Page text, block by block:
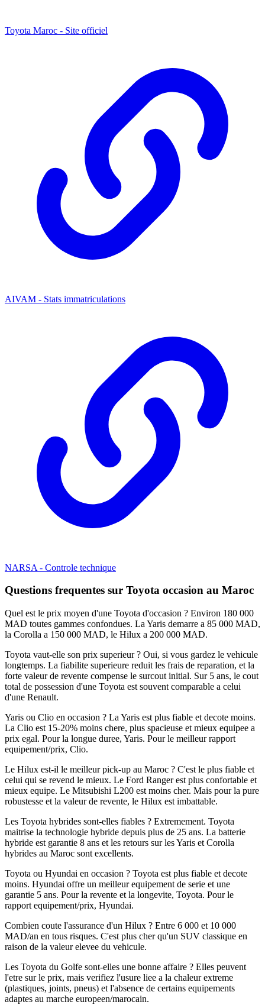
Toyota Maroc - Site officiel
AIVAM - Stats immatriculations
NARSA - Controle technique
Questions frequentes sur Toyota occasion au Maroc
Quel est le prix moyen d'une Toyota d'occasion ? Environ 180 000
MAD toutes gammes confondues. La Yaris demarre a 85 000 MAD,
la Corolla a 150 000 MAD, le Hilux a 200 000 MAD.
Toyota vaut-elle son prix superieur ? Oui, si vous gardez le vehicule
longtemps. La fiabilite superieure reduit les frais de reparation, et la
forte valeur de revente compense le surcout initial. Sur 5 ans, le cout
total de possession d'une Toyota est souvent comparable a celui
d'une Renault.
Yaris ou Clio en occasion ? La Yaris est plus fiable et decote moins.
La Clio est 15-20% moins chere, plus spacieuse et mieux equipee a
prix egal. Pour la longue duree, Yaris. Pour le meilleur rapport
equipement/prix, Clio.
Le Hilux est-il le meilleur pick-up au Maroc ? C'est le plus fiable et
celui qui se revend le mieux. Le Ford Ranger est plus confortable et
mieux equipe. Le Mitsubishi L200 est moins cher. Mais pour la pure
robustesse et la valeur de revente, le Hilux est imbattable.
Les Toyota hybrides sont-elles fiables ? Extremement. Toyota
maitrise la technologie hybride depuis plus de 25 ans. La batterie
hybride est garantie 8 ans et les retours sur les Yaris et Corolla
hybrides au Maroc sont excellents.
Toyota ou Hyundai en occasion ? Toyota est plus fiable et decote
moins. Hyundai offre un meilleur equipement de serie et une
garantie 5 ans. Pour la revente et la longevite, Toyota. Pour le
rapport equipement/prix, Hyundai.
Combien coute l'assurance d'un Hilux ? Entre 6 000 et 10 000
MAD/an en tous risques. C'est plus cher qu'un SUV classique en
raison de la valeur elevee du vehicule.
Les Toyota du Golfe sont-elles une bonne affaire ? Elles peuvent
l'etre sur le prix, mais verifiez l'usure liee a la chaleur extreme
(plastiques, joints, pneus) et l'absence de certains equipements
adaptes au marche europeen/marocain.